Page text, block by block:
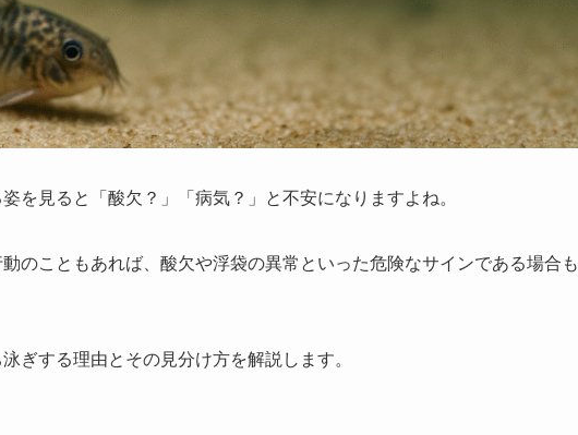
を見ると「酸欠？」「病気？」と不安になりますよね。
のこともあれば、酸欠や浮袋の異常といった危険なサインである場合も
ぎする理由とその見分け方を解説します。